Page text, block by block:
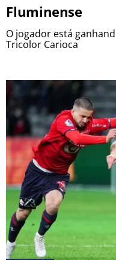
Fluminense
O jogador está
Tricolor Carioca